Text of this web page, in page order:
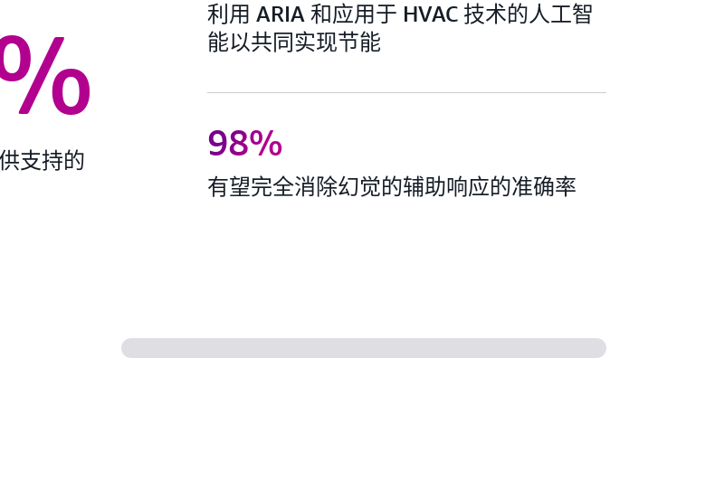
支持的
利用 ARIA 和应用于 HVAC 技术的人工智
能以共同实现节能
98%
有望完全消除幻觉的辅助响应的准确率